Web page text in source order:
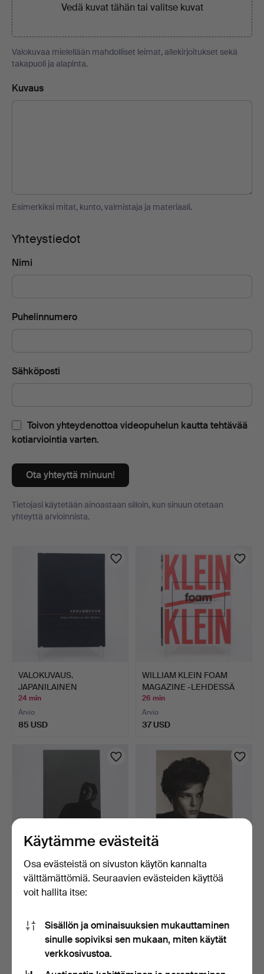
Vedä kuvat tähän tai valitse kuvat
Valokuvaa mielellään mahdolliset leimat, allekirjoitukset sekä
takapuoli ja alapinta.
Kuvaus
Esimerkiksi mitat, kunto, valmistaja ja materiaali.
Yhteystiedot
Nimi
Puhelinnumero
Sähköposti
Toivon yhteydenottoa videopuhelun kautta tehtävää
kotiarviointia varten.
Ota yhteyttä minuun!
Tietojasi käytetään ainoastaan silloin, kun sinuun otetaan
yhteyttä arvioinnista.
Esineet
VALOKUVAUS.
JAPANILAINEN
VALOKUVAAJA IHEI …
24 min
Arvio
85 USD
WILLIAM KLEIN FOAM
MAGAZINE -LEHDESSÄ
NRO …
26 min
Arvio
37 USD
VALOKUVAUS.
LIETTUALAISEN
VALOKUVAAJAN VIT…
28 min
37 USD
VALOKUVAUS.
SAKSALAISEEN-
32 USD
Käytämme evästeitä
Osa evästeistä on sivuston käytön kannalta
välttämättömiä. Seuraavien evästeiden käyttöä
voit hallita itse:
Sisällön ja ominaisuuksien mukauttaminen
sinulle sopiviksi sen mukaan, miten käytät
verkkosivustoa.